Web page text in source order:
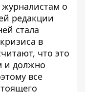
о
редакции
стала
в
что это
и должно
все